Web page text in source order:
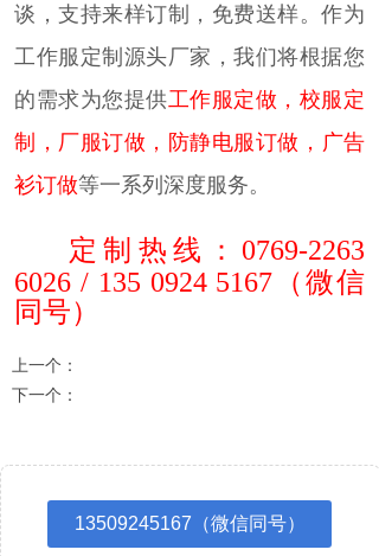
谈，支持来样订制，免费送样。作为
工作服定制源头厂家，我们将根据您
的需求为您提供工作服定做 ， 校服定
制
， 厂服订做 ， 防静电服订做 ， 广告
衫订做等一系列深度服务。
定制热线： 0769-2263
6026 / 135 0924 5167 （微信
同号）
上一个：
下一个：
13509245167（微信同号）